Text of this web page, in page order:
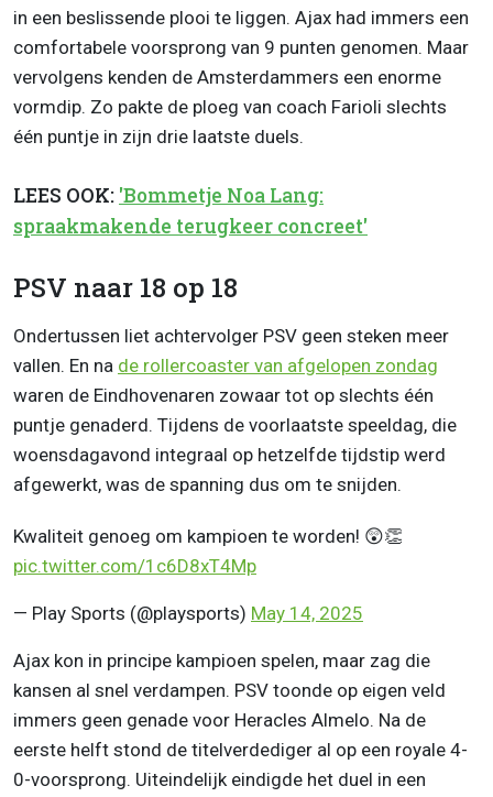
in een beslissende plooi te liggen. Ajax had immers een
comfortabele voorsprong van 9 punten genomen. Maar
vervolgens kenden de Amsterdammers een enorme
vormdip. Zo pakte de ploeg van coach Farioli slechts
één puntje in zijn drie laatste duels.
LEES OOK: 'Bommetje Noa Lang:
spraakmakende terugkeer concreet'
PSV naar 18 op 18
Ondertussen liet achtervolger PSV geen steken meer
vallen. En na de rollercoaster van afgelopen zondag
waren de Eindhovenaren zowaar tot op slechts één
puntje genaderd. Tijdens de voorlaatste speeldag, die
woensdagavond integraal op hetzelfde tijdstip werd
afgewerkt, was de spanning dus om te snijden.
Kwaliteit genoeg om kampioen te worden! 😲👏
pic.twitter.com/1c6D8xT4Mp
— Play Sports (@playsports) May 14, 2025
Ajax kon in principe kampioen spelen, maar zag die
kansen al snel verdampen. PSV toonde op eigen veld
immers geen genade voor Heracles Almelo. Na de
eerste helft stond de titelverdediger al op een royale 4-
0-voorsprong. Uiteindelijk eindigde het duel in een